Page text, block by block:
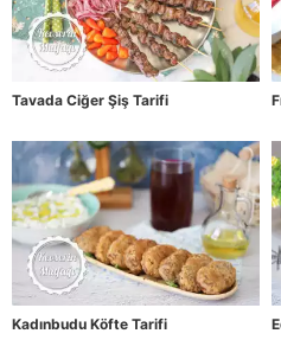
Tavada Ciğer Şiş Tarifi
Kadınbudu Köfte Tarifi